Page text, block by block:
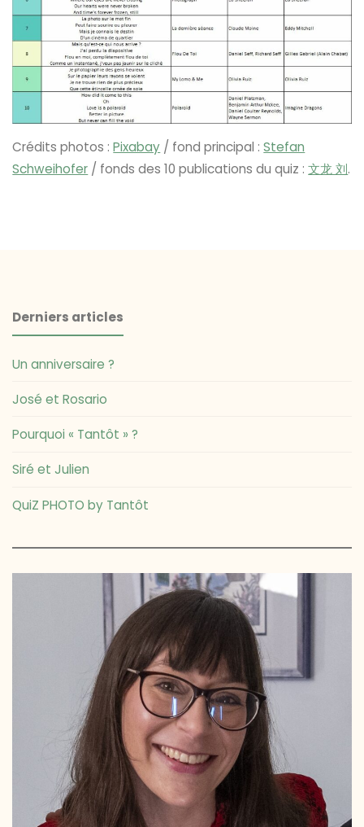
Crédits photos :Pixabay / fond principal :Stefan
Schweihofer / fonds des 10 publications du quiz :文龙 刘.
Derniers articles
Un anniversaire ?
José et Rosario
Pourquoi « Tantôt » ?
Siré et Julien
QuiZ PHOTO by Tantôt